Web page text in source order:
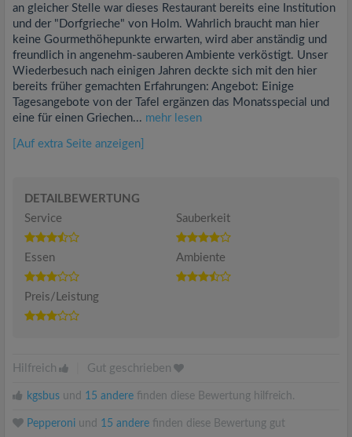
an gleicher Stelle war dieses Restaurant bereits eine Institution
und der "Dorfgrieche" von Holm. Wahrlich braucht man hier
keine Gourmethöhepunkte erwarten, wird aber anständig und
freundlich in angenehm-sauberen Ambiente verköstigt. Unser
Wiederbesuch nach einigen Jahren deckte sich mit den hier
bereits früher gemachten Erfahrungen: Angebot: Einige
Tagesangebote von der Tafel ergänzen das Monatsspecial und
eine für einen Griechen... mehr lesen
[Auf extra Seite anzeigen]
DETAILBEWERTUNG
Service
Sauberkeit
Essen Ambiente
Preis/Leistung
Hilfreich Gut geschrieben
kgsbus und 15 andere finden diese Bewertung hilfreich.
Pepperoni und 15 andere finden diese Bewertung gut